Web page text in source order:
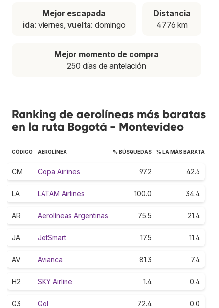
Mejor escapada
ida: viernes, vuelta: domingo
Distancia
4776 km
Mejor momento de compra
250 días de antelación
Ranking de aerolíneas más baratas
en la ruta Bogotá - Montevideo
CÓDIGO AEROLÍNEA % BÚSQUEDAS % LA MÁS BARATA
CM Copa Airlines 97.2 42.6
LA LATAM Airlines 100.0 34.4
AR Aerolíneas Argentinas 75.5 21.4
JA JetSmart 17.5 11.4
AV Avianca 81.3 7.4
H2 SKY Airline 1.4 0.4
G3 Gol 72.4 0.0